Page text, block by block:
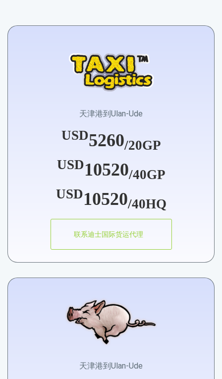
天津港到Ulan-Ude
USD5260/20GP
USD10520/40GP
USD10520/40HQ
联系迪士国际货运代理
天津港到Ulan-Ude